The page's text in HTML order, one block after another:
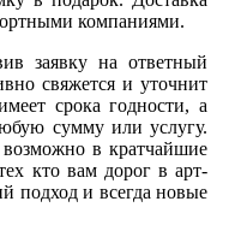
компаниями.
заявку на ответный
свяжется и уточнит
срока годности, а
сумму или услугу.
в кратчайшие
кто вам дорог в арт-
подход и всегда новые